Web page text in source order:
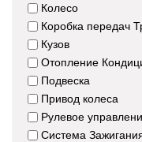
Колесо
Коробка передач
Кузов
Отопление
Подвеска
Привод колеса
Рулевое
Система